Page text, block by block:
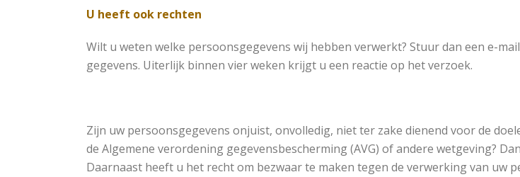
U heeft ook rechten
Wilt u weten welke persoonsgegevens wij hebben verwerkt? Stuur dan een e-
gegevens. Uiterlijk binnen vier weken krijgt u een reactie op het verzoek.
Zijn uw persoonsgegevens onjuist, onvolledig, niet ter zake dienend voor de
de Algemene verordening gegevensbescherming (AVG) of andere wetgeving?
Daarnaast heeft u het recht om bezwaar te maken tegen de verwerking van uw